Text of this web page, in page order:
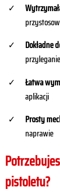
Dokładne
Łatwa
aplikacji
Prosty
naprawie
pistoletu?